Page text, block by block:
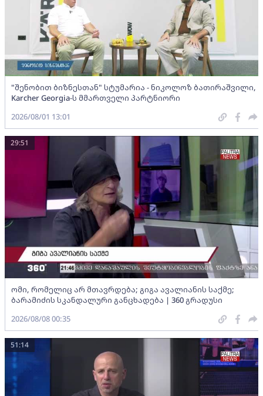
"შენობით ბიზნესთან" სტუმარია - ნიკოლოზ ბათირაშვილი,
Karcher Georgia-ს მმართველი პარტნიორი
2026/08/01 13:01
ომი, რომელიც არ მთავრდება; გიგა ავალიანის საქმე;
ბარამიძის სკანდალური განცხადება | 360 გრადუსი
29:51
2026/08/08 00:35
51:14